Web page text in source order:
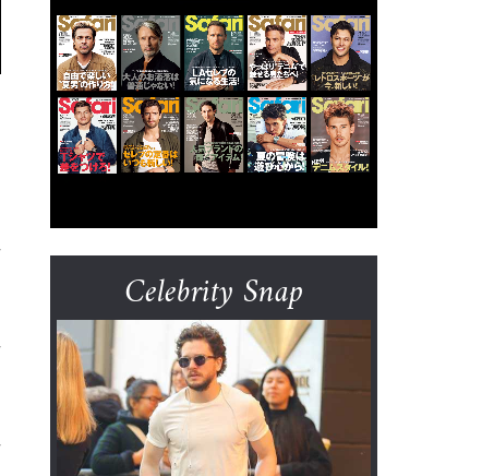
Celebrity Snap